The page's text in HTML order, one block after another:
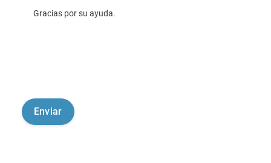
Gracias por su ayuda.